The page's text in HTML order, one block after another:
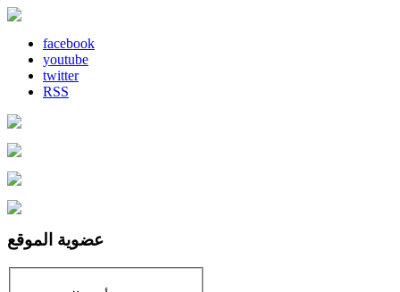
facebook
youtube
twitter
RSS
عضوية الموقع